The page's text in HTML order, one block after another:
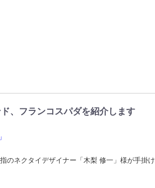
、フランコスパダを紹介します
のネクタイデザイナー「木梨 修一」様が手掛け